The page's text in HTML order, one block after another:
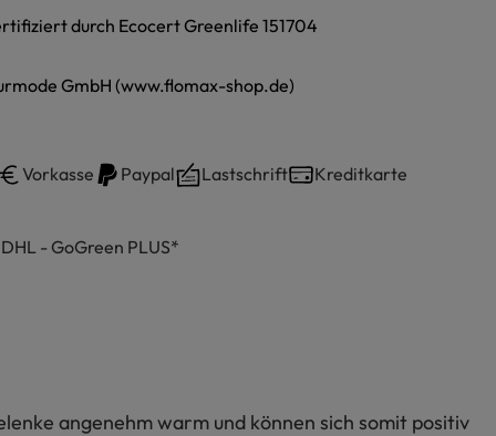
durch Ecocert Greenlife 151704
GmbH (www.flomax-shop.de)
Vorkasse Paypal Lastschrift Kreditkarte
- GoGreen PLUS*
angenehm warm und können sich somit positiv